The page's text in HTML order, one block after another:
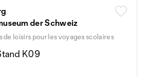
der Schweiz
de loisirs pour les voyages scolaires
K09